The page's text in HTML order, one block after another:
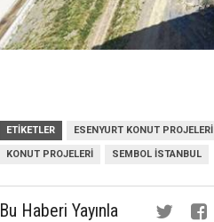
ETIKETLER ESENYURT KONUT PROJELERI
KONUT PROJELERI SEMBOL İSTANBUL
Bu Haberi Yayınla